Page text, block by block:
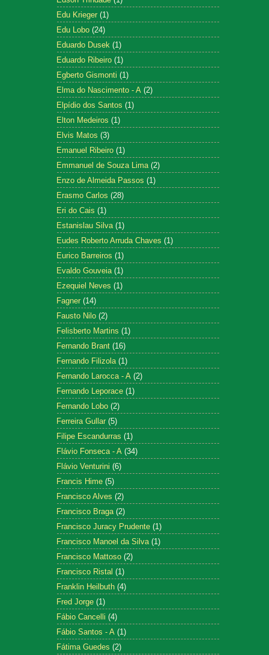
Edu Krieger (1)
Edu Lobo (24)
Eduardo Dusek (1)
Eduardo Ribeiro (1)
Egberto Gismonti (1)
Elma do Nascimento - A (2)
Elpídio dos Santos (1)
Elton Medeiros (1)
Elvis Matos (3)
Emanuel Ribeiro (1)
Emmanuel de Souza Lima (2)
Enzo de Almeida Passos (1)
Erasmo Carlos (28)
Eri do Cais (1)
Estanislau Silva (1)
Eudes Roberto Arruda Chaves (1)
Eurico Barreiros (1)
Evaldo Gouveia (1)
Ezequiel Neves (1)
Fagner (14)
Fausto Nilo (2)
Felisberto Martins (1)
Fernando Brant (16)
Fernando Filizola (1)
Fernando Larocca - A (2)
Fernando Leporace (1)
Fernando Lobo (2)
Ferreira Gullar (5)
Filipe Escandurras (1)
Flávio Fonseca - A (34)
Flávio Venturini (6)
Francis Hime (5)
Francisco Alves (2)
Francisco Braga (2)
Francisco Juracy Prudente (1)
Francisco Manoel da Silva (1)
Francisco Mattoso (2)
Francisco Ristal (1)
Franklin Heilbuth (4)
Fred Jorge (1)
Fábio Cancelli (4)
Fábio Santos - A (1)
Fátima Guedes (2)